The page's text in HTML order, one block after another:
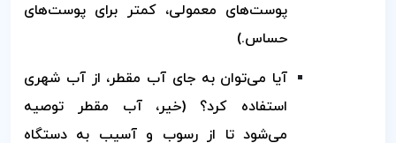
پوست‌های معمولی، کمتر برای پوست‌های
حساس.)
آیا می‌توان به جای آب مقطر، از آب شهری
استفاده کرد؟ (خیر، آب مقطر توصیه
می‌شود تا از رسوب و آسیب به دستگاه